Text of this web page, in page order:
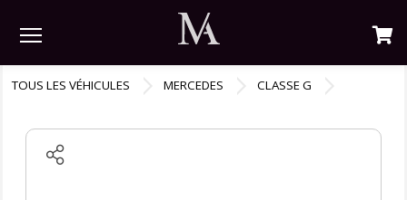
TOUS LES VÉHICULES MERCEDES CLASSE G